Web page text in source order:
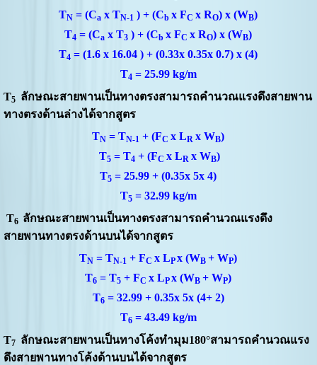
TN = (Ca x TN-1 ) + (Cbx FCx RO) x (WB)
T4 = (Ca x T3 ) + (Cbx FCx RO) x (WB)
T4 = (1.6 x 16.04 ) + (0.33x 0.35x 0.7) x (4)
T4 = 25.99 kg/m
T5 ลักษณะสายพานเป็นทางตรงสามารถคำนวณแรงดึงสายพาน
ทางตรงด้านล่างได้จากสูตร
TN = TN-1 + (FCx LRx WB)
T5 = T4 + (FCx LRx WB)
T5 = 25.99 + (0.35x 5x 4)
T5= 32.99 kg/m
T6 ลักษณะสายพานเป็นทางตรงสามารถคำนวณแรงดึง
สายพานทางตรงด้านบนได้จากสูตร
TN = TN-1 + FCx LPx (WB+ WP)
T6 = T5 + FCx LPx (WB+ WP)
T6= 32.99 + 0.35x 5x (4+ 2)
T6= 43.49 kg/m
T7 ลักษณะสายพานเป็นทางโค้งทำมุม180°สามารถคำนวณแรง
ดึงสายพานทางโค้งด้านบนได้จากสูตร